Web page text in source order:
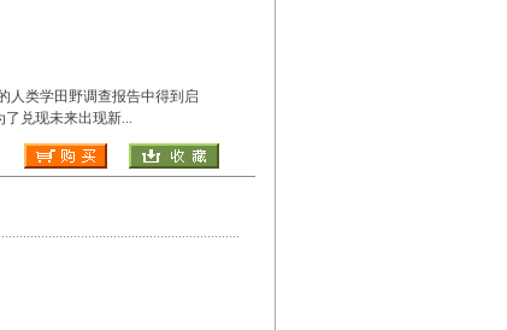
人类学田野调查报告中得到启
了兑现未来出现新...